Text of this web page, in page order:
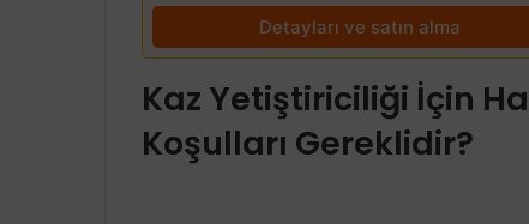
Detayları ve satın alma
Kaz Yetiştiriciliği İçin
Koşulları Gereklidir?